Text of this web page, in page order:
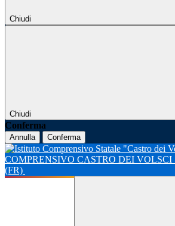
Chiudi
Chiudi
Conferma
Annulla Conferma
COMPRENSIVO CASTRO DEI VOLSCI
(FR)